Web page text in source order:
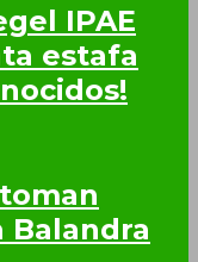
IPAE
estafa
Balandra